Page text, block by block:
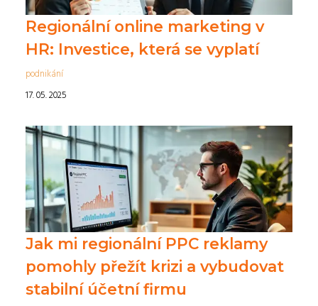
Regionální online marketing v
HR: Investice, která se vyplatí
podnikání
17. 05. 2025
Jak mi regionální PPC reklamy
pomohly přežít krizi a vybudovat
stabilní účetní firmu